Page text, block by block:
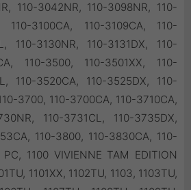
110-3042NR, 110-3098NR, 110-
110-3100CA, 110-3109CA, 110-
110-3130NR, 110-3131DX, 110-
110-3500, 110-3501XX, 110-
110-3520CA, 110-3525DX, 110-
3700, 110-3700CA, 110-3710CA,
110-3731CL, 110-3735DX,
110-3800, 110-3830CA, 110-
1100 VIVIENNE TAM EDITION
1101XX, 1102TU, 1103, 1103TU,